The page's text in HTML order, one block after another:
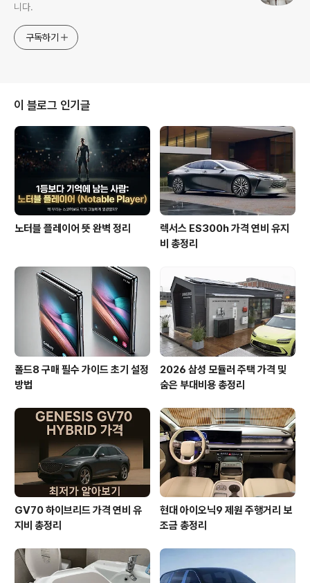
니다.
구독하기
이 블로그 인기글
노터블 플레이어 뜻 완벽 정리
렉서스 ES300h 가격 연비 유지
비 총정리
폴드8 구매 필수 가이드 초기 설정
방법
2026 삼성 모듈러 주택 가격 및
숨은 부대비용 총정리
GV70 하이브리드 가격 연비 유
지비 총정리
현대 아이오닉9 제원 주행거리 보
조금 총정리